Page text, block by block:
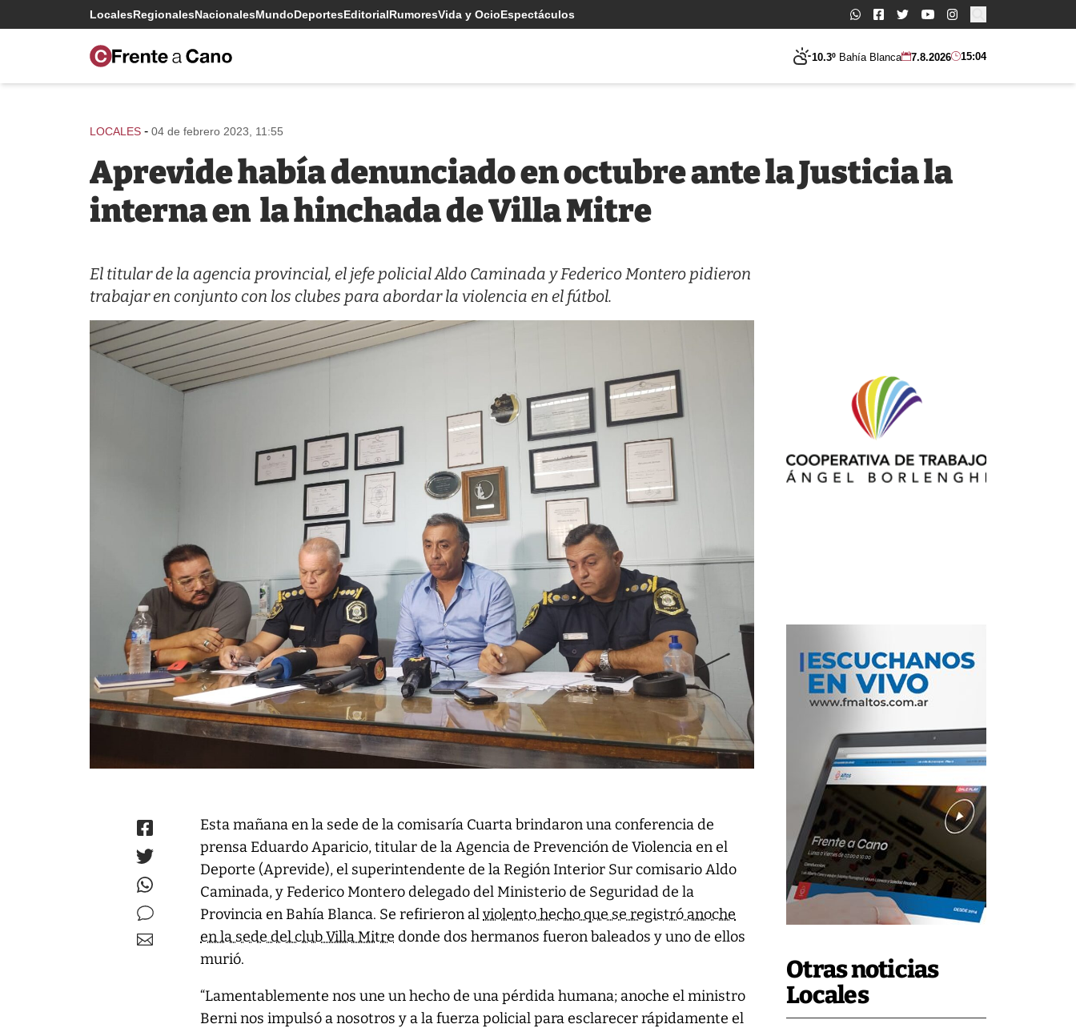
LocalesRegionalesNacionalesMundoDeportesEditorialRumoresVida y OcioEspectáculos Buscar:
10.3º Bahía Blanca 7.8.2026 15:04
Otras noticias
Locales
LOCALES - 04 de febrero 2023, 11:55
Aprevide había denunciado en octubre ante la Justicia la
interna en la hinchada de Villa Mitre
El titular de la agencia provincial, el jefe policial Aldo Caminada y Federico Montero pidieron
trabajar en conjunto con los clubes para abordar la violencia en el fútbol.
Esta mañana en la sede de la comisaría Cuarta brindaron una conferencia de
prensa Eduardo Aparicio, titular de la Agencia de Prevención de Violencia en el
Deporte (Aprevide), el superintendente de la Región Interior Sur comisario Aldo
Caminada, y Federico Montero delegado del Ministerio de Seguridad de la
Provincia en Bahía Blanca. Se refirieron alviolento hecho que se registró anoche
en la sede del club Villa Mitre donde dos hermanos fueron baleados y uno de ellos
murió.
“Lamentablemente nos une un hecho de una pérdida humana; anoche el ministro
Berni nos impulsó a nosotros y a la fuerza policial para esclarecer rápidamente el